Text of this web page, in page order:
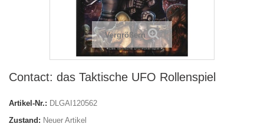
Vergrößern
Contact: das Taktische UFO Rollenspiel
Artikel-Nr.: DLGAI120562
Zustand: Neuer Artikel